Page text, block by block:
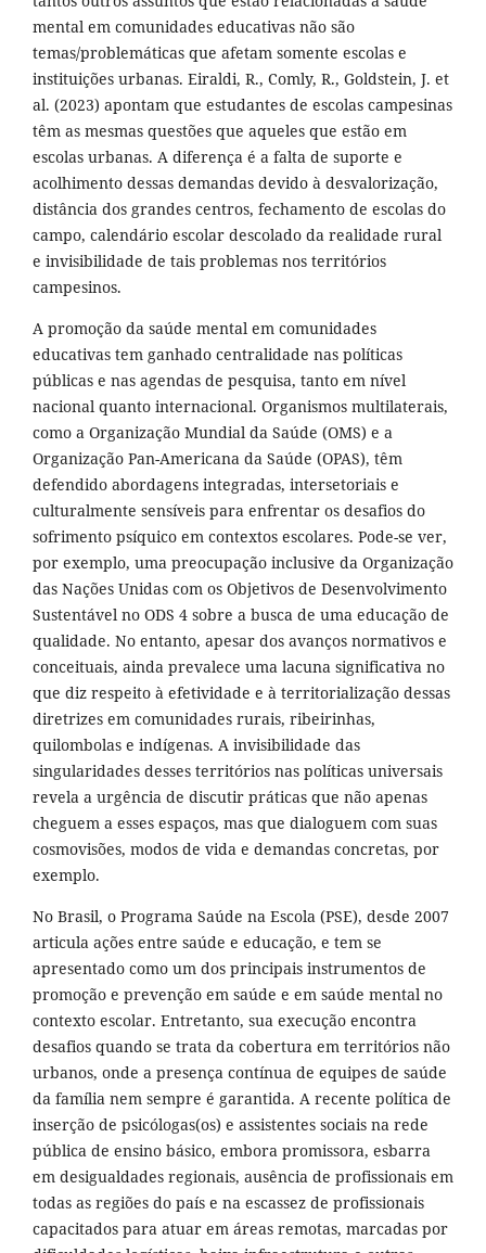
mental em comunidades educativas não são
temas/problemáticas que afetam somente escolas e
instituições urbanas. Eiraldi, R., Comly, R., Goldstein, J. et
al. (2023) apontam que estudantes de escolas campesinas
têm as mesmas questões que aqueles que estão em
escolas urbanas. A diferença é a falta de suporte e
acolhimento dessas demandas devido à desvalorização,
distância dos grandes centros, fechamento de escolas do
campo, calendário escolar descolado da realidade rural
e invisibilidade de tais problemas nos territórios
campesinos.
A promoção da saúde mental em comunidades
educativas tem ganhado centralidade nas políticas
públicas e nas agendas de pesquisa, tanto em nível
nacional quanto internacional. Organismos multilaterais,
como a Organização Mundial da Saúde (OMS) e a
Organização Pan-Americana da Saúde (OPAS), têm
defendido abordagens integradas, intersetoriais e
culturalmente sensíveis para enfrentar os desafios do
sofrimento psíquico em contextos escolares. Pode-se ver,
por exemplo, uma preocupação inclusive da Organização
das Nações Unidas com os Objetivos de Desenvolvimento
Sustentável no ODS 4 sobre a busca de uma educação de
qualidade. No entanto, apesar dos avanços normativos e
conceituais, ainda prevalece uma lacuna significativa no
que diz respeito à efetividade e à territorialização dessas
diretrizes em comunidades rurais, ribeirinhas,
quilombolas e indígenas. A invisibilidade das
singularidades desses territórios nas políticas universais
revela a urgência de discutir práticas que não apenas
cheguem a esses espaços, mas que dialoguem com suas
cosmovisões, modos de vida e demandas concretas, por
exemplo.
No Brasil, o Programa Saúde na Escola (PSE), desde 2007
articula ações entre saúde e educação, e tem se
apresentado como um dos principais instrumentos de
promoção e prevenção em saúde e em saúde mental no
contexto escolar. Entretanto, sua execução encontra
desafios quando se trata da cobertura em territórios não
urbanos, onde a presença contínua de equipes de saúde
da família nem sempre é garantida. A recente política de
inserção de psicólogas(os) e assistentes sociais na rede
pública de ensino básico, embora promissora, esbarra
em desigualdades regionais, ausência de profissionais em
todas as regiões do país e na escassez de profissionais
capacitados para atuar em áreas remotas, marcadas por